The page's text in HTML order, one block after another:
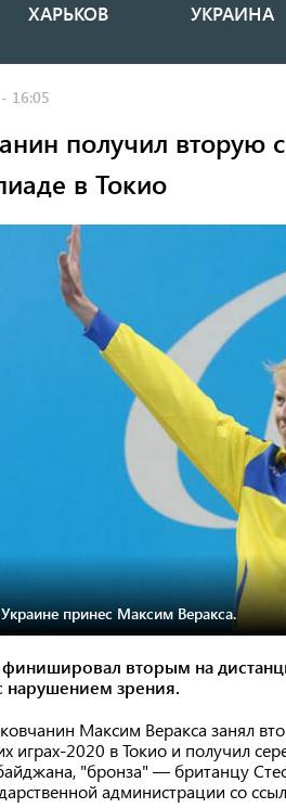
ХАРЬКОВ УКРАИНА
16:05
получил вторую
в Токио
принес Максим Веракса.
финишировал вторым на
нарушением зрения.
Максим Веракса занял
играх-2020 в Токио и получил
"бронза" — британцу
администрации со